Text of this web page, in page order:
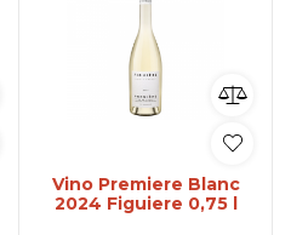
Vino Premiere Blanc
2024 Figuiere 0,75 l